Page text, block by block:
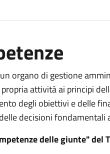
organo di gestione
attività ai principi
degli obiettivi e delle
decisioni fondamentali
delle giunte" del